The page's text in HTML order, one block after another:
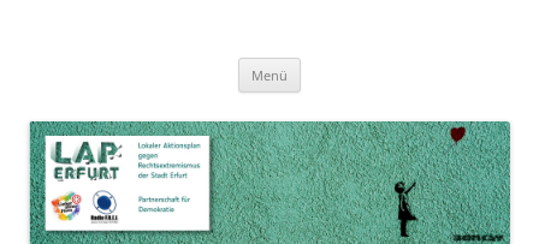
Lokaler Aktionsplan gegen Rechtsextremismus der Stadt Erfurt – Zur
Stärkung der Vielfalt, Toleranz und Demokratie
Menü